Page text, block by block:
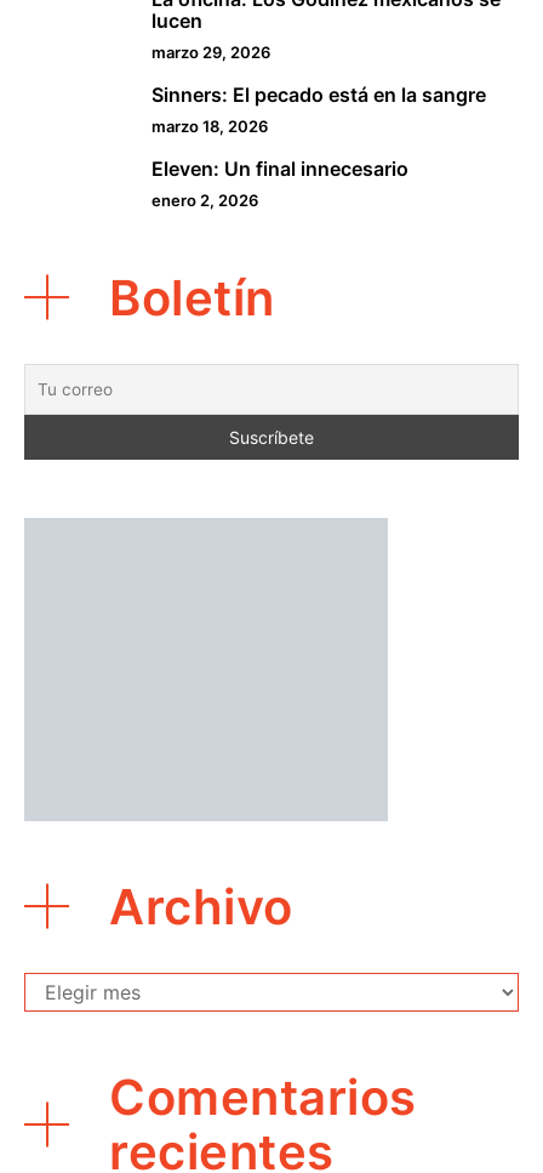
lucen
marzo 29, 2026
Sinners: El pecado está en la sangre
marzo 18, 2026
Eleven: Un final innecesario
enero 2, 2026
Boletín
Archivo
Archivo
Comentarios
recientes